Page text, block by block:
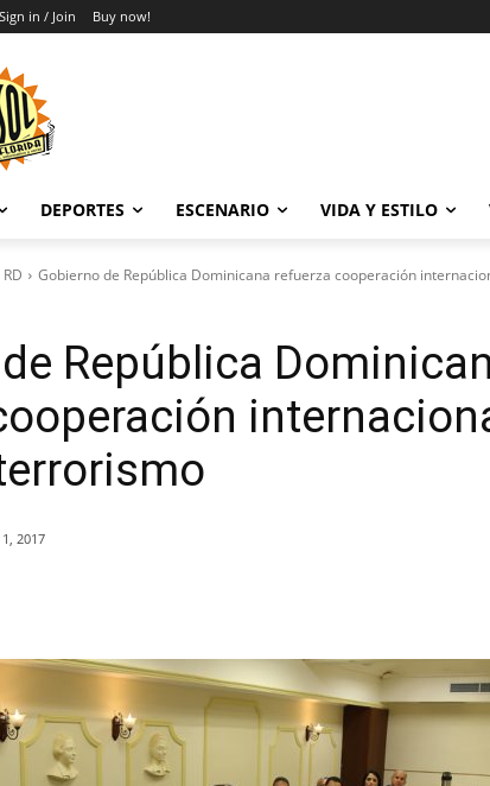
Sign in / Join Buy now!
DEPORTES ESCENARIO VIDA Y ESTILO
Gobierno de República Dominicana refuerza cooperación
República
2017